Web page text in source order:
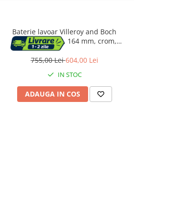
Baterie lavoar Villeroy and Boch
Architectura, M, 164 mm, crom,
TVW10300400161
755,00 Lei604,00 Lei
IN STOC
ADAUGA IN COS